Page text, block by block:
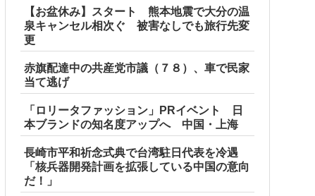
【お盆休み】スタート 熊本地震で大分の温
泉キャンセル相次ぐ 被害なしでも旅行先変
更
赤旗配達中の共産党市議（７８）、車で民家
当て逃げ
「ロリータファッション」PRイベント 日
本ブランドの知名度アップへ 中国・上海
長崎市平和祈念式典で台湾駐日代表を冷遇
「核兵器開発計画を拡張している中国の意向
だ！」